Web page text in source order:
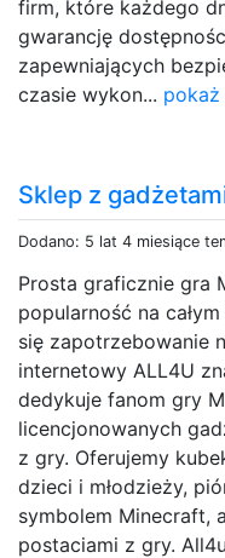
firm, które każdego
gwarancję
zapewniających
czasie wykon... pokaż
Sklep z
Dodano: 5 lat 4 miesiące
Prosta graficznie gra
popularność na
się zapotrzebowanie
internetowy ALL4U
dedykuje fanom gry
licencjonowanych
z gry. Oferujemy
dzieci i młodzieży,
symbolem Minecraft,
postaciami z gry.